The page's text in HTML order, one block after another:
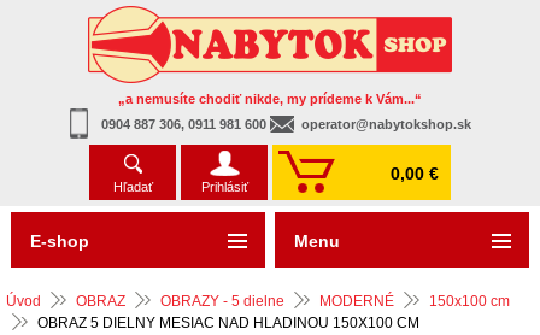
„a nemusíte chodiť nikde, my prídeme k Vám...“
0904 887 306, 0911 981 600
operator@nabytokshop.sk
Hľadať Prihlásiť
0,00 €
Úvod OBRAZ OBRAZY - 5 dielne MODERNÉ
150x100 cm
OBRAZ 5 DIELNY MESIAC NAD HLADINOU 150X100 CM
E-shop Menu